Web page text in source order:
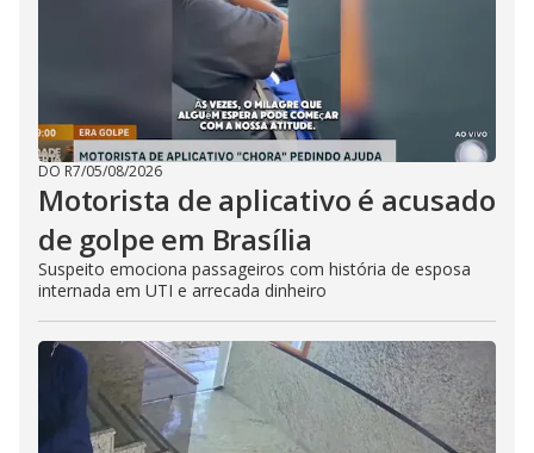
DO R7/05/08/2026
Motorista de aplicativo é acusado
de golpe em Brasília
Suspeito emociona passageiros com história de esposa
internada em UTI e arrecada dinheiro